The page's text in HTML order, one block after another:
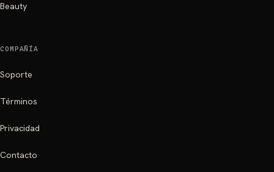
Beauty
COMPAÑÍA
Soporte
Términos
Privacidad
Contacto